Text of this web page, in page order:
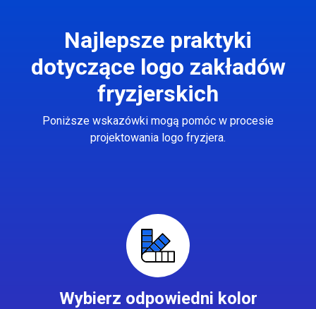
Najlepsze praktyki
dotyczące logo zakładów
fryzjerskich
Poniższe wskazówki mogą pomóc w procesie
projektowania logo fryzjera.
Wybierz odpowiedni kolor